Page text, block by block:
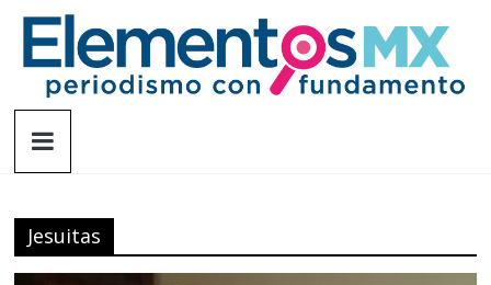
Saltar
contenido
Elementosmx
fundamento
Jesuitas